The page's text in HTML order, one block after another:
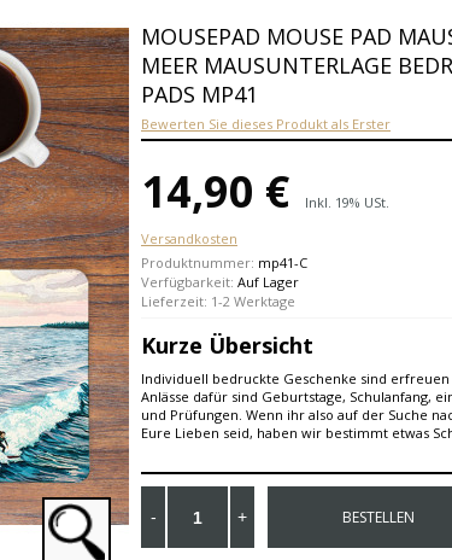
MOUSEPAD MOUSE PAD
MEER MAUSUNTERLAGE
PADS MP41
Bewerten Sie dieses Produkt als Erster
14,90 €
Inkl. 19% USt.
Versandkosten
Produktnummer: mp41-C
Verfügbarkeit: Auf Lager
Lieferzeit: 1-2 Werktage
Kurze Übersicht
Individuell bedruckte Geschenke sind
Anlässe dafür sind Geburtstage, Schulanfang,
und Prüfungen. Wenn ihr also auf der Suche
Eure Lieben seid, haben wir bestimmt etwas
BESTELLEN